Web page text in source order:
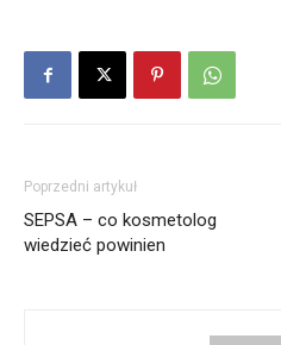
Poprzedni artykuł
SEPSA – co kosmetolog
wiedzieć powinien